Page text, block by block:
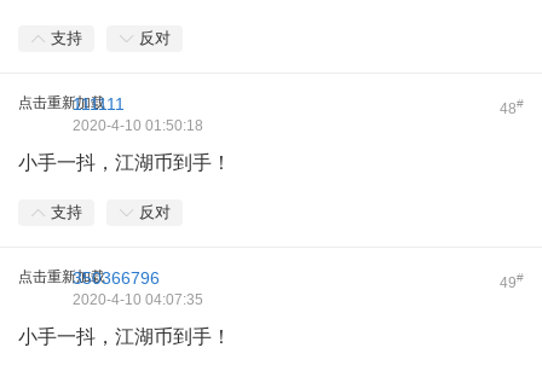
支持 反对
点击重新加载 48#
111111
2020-4-10 01:50:18
小手一抖，江湖币到手！
支持 反对
点击重新加载 49#
350366796
2020-4-10 04:07:35
小手一抖，江湖币到手！